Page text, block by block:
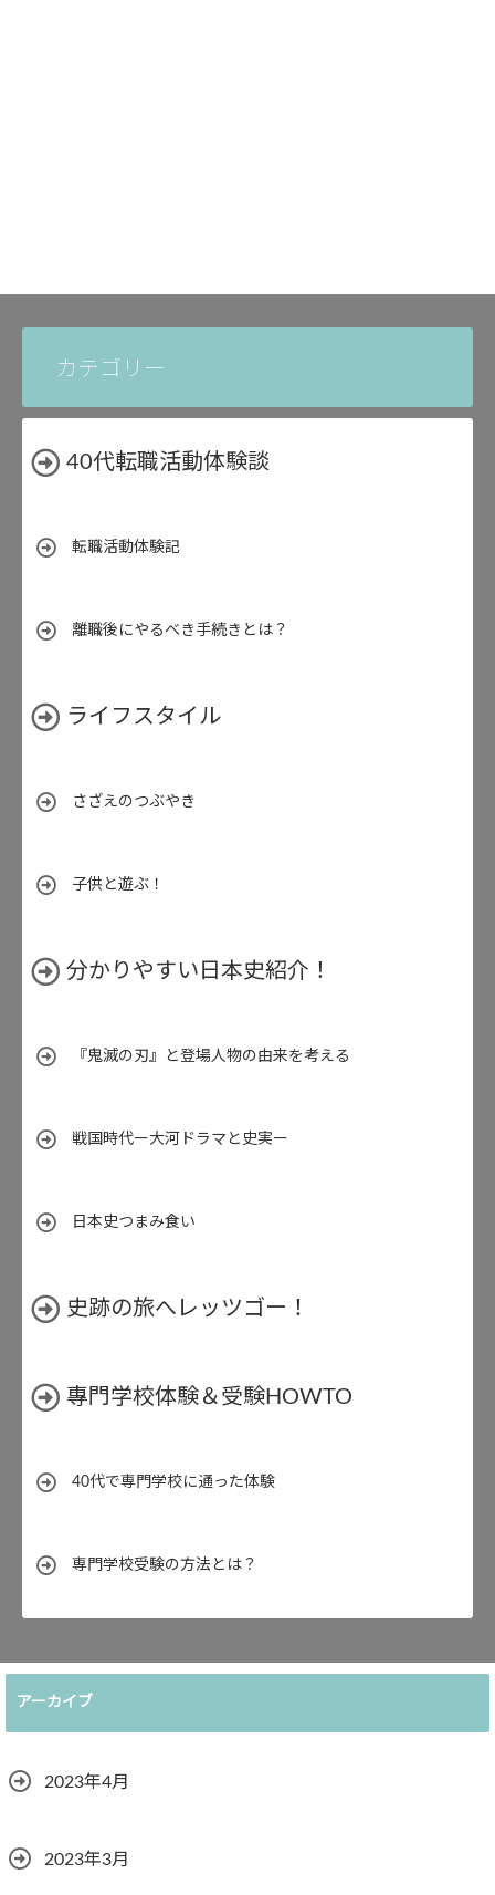
カテゴリー
40代転職活動体験談
転職活動体験記
離職後にやるべき手続きとは？
ライフスタイル
さざえのつぶやき
子供と遊ぶ！
分かりやすい日本史紹介！
『鬼滅の刃』と登場人物の由来を考える
戦国時代ー大河ドラマと史実ー
日本史つまみ食い
史跡の旅へレッツゴー！
專門学校体験＆受験HOWTO
40代で専門学校に通った体験
専門学校受験の方法とは？
アーカイブ
2023年4月
2023年3月